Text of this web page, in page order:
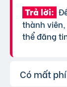
Trả lời:
thành
thể đăng
Có mất